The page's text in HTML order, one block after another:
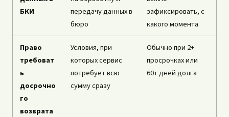
БКИ
передачу данных в
бюро
зафиксировать, с
какого момента
Право
требоват
ь
досрочно
го
возврата
Условия, при
которых сервис
потребует всю
сумму сразу
Обычно при 2+
просрочках или
60+ дней долга